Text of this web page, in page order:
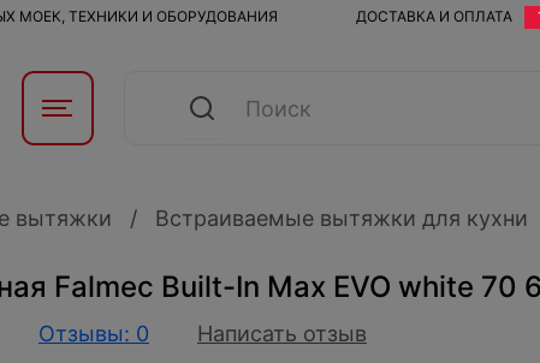
МОЕК, ТЕХНИКИ И ОБОРУДОВАНИЯ ДОСТАВКА И ОПЛАТА
вытяжки Встраиваемые вытяжки для кухни
Falmec Built-In Max EVO white 70
Отзывы: 0 Написать отзыв